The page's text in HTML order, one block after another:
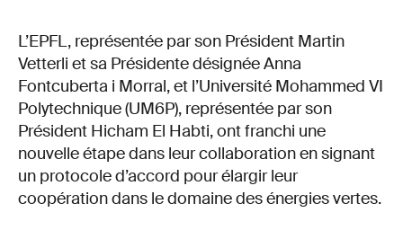
L’EPFL, représentée par son Président Martin
Vetterli et sa Présidente désignée Anna
Fontcuberta i Morral, et l’Université Mohammed VI
Polytechnique (UM6P), représentée par son
Président Hicham El Habti, ont franchi une
nouvelle étape dans leur collaboration en signant
un protocole d’accord pour élargir leur
coopération dans le domaine des énergies vertes.